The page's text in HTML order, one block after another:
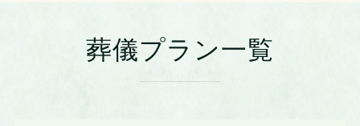
葬儀プラン一覧